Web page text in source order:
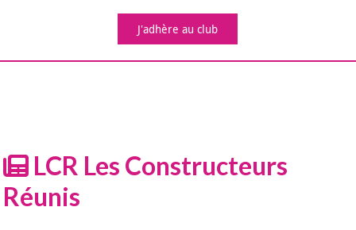
J'adhèreau club
LCR Les Constructeurs
Réunis